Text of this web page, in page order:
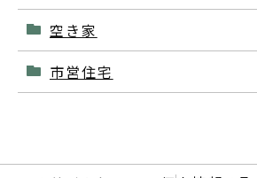
空き家
市営住宅